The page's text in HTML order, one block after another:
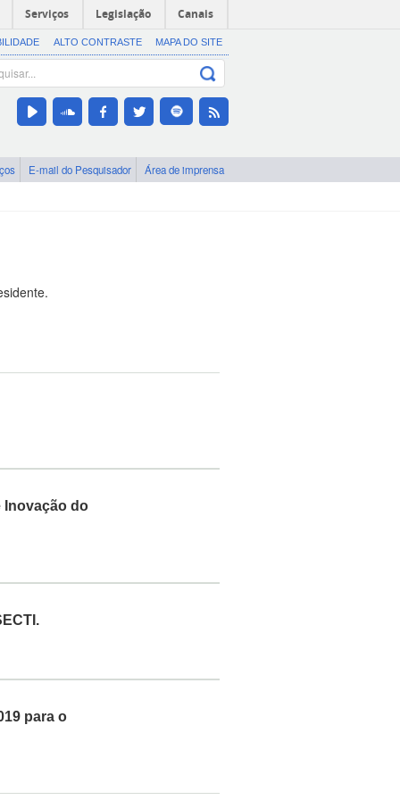
Serviços Legislação Canais
ALTO CONTRASTE MAPA DO SITE
E-mail do Pesquisador Área de imprensa
Inovação do
para o